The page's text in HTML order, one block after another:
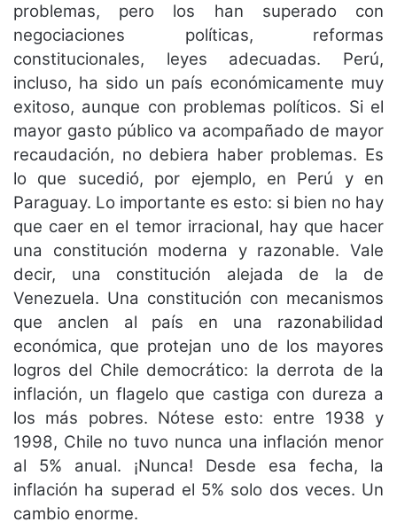
problemas, pero los han superado con
negociaciones políticas, reformas
constitucionales, leyes adecuadas. Perú,
incluso, ha sido un país económicamente muy
exitoso, aunque con problemas políticos. Si el
mayor gasto público va acompañado de mayor
recaudación, no debiera haber problemas. Es
lo que sucedió, por ejemplo, en Perú y en
Paraguay. Lo importante es esto: si bien no hay
que caer en el temor irracional, hay que hacer
una constitución moderna y razonable. Vale
decir, una constitución alejada de la de
Venezuela. Una constitución con mecanismos
que anclen al país en una razonabilidad
económica, que protejan uno de los mayores
logros del Chile democrático: la derrota de la
inflación, un flagelo que castiga con dureza a
los más pobres. Nótese esto: entre 1938 y
1998, Chile no tuvo nunca una inflación menor
al 5% anual. ¡Nunca! Desde esa fecha, la
inflación ha superad el 5% solo dos veces. Un
cambio enorme.